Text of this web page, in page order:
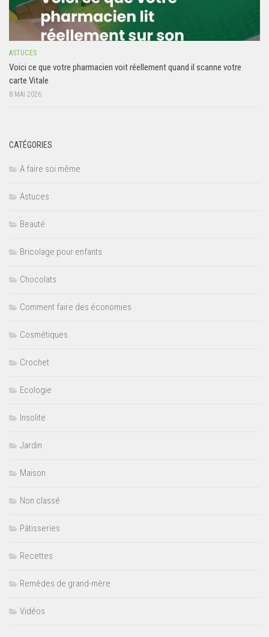
ASTUCES
Voici ce que votre pharmacien voit réellement quand il scanne votre
carte Vitale
8 MAI 2026
CATÉGORIES
A faire soi même
Astuces
Beauté
Bricolage pour enfants
Chocolats
Comment faire des économies
Cosmétiques
Crochet
Ecologie
Insolite
Jardin
Maison
Non classé
Pâtisseries
Recettes
Remèdes de grand-mère
Vidéos